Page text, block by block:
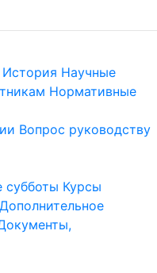
История Научные
Нормативные
Вопрос руководству
субботы Курсы
Дополнительное